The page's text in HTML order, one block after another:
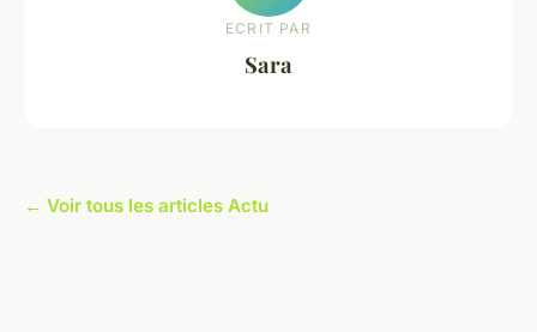
ECRIT PAR
Sara
← Voir tous les articles Actu